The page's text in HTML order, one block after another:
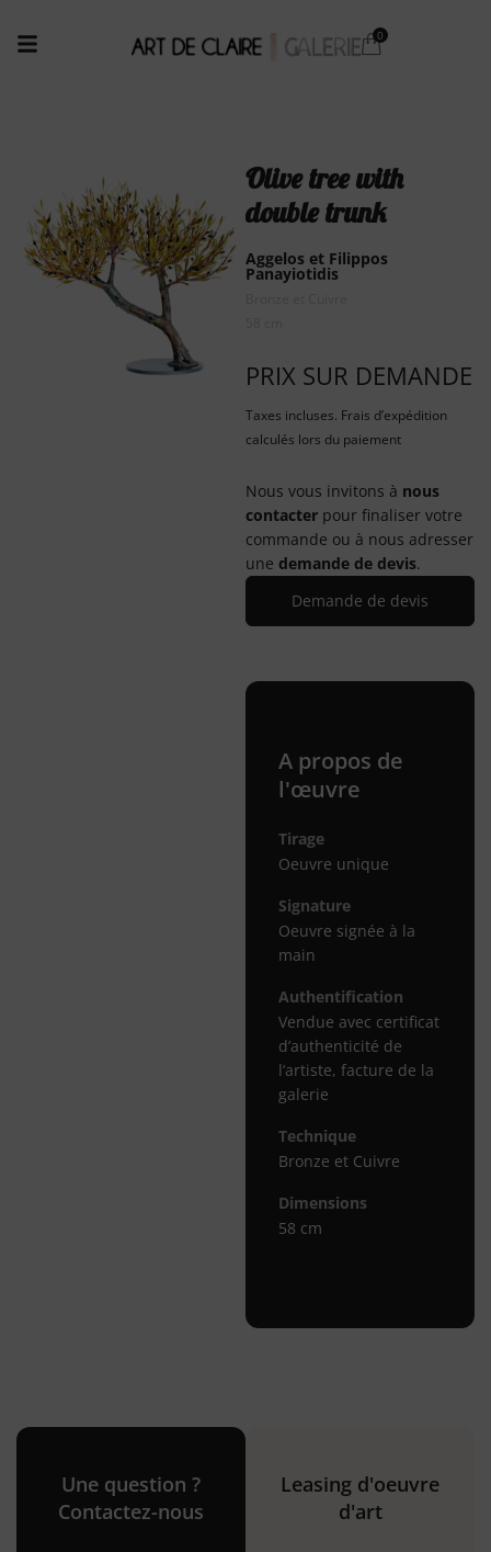
Olive tree with
double trunk
Aggelos et Filippos
Panayiotidis
PRIX SUR DEMANDE
Taxes incluses. Frais d’expédition
calculés lors du paiement
Nous vous invitons à nous
contacter pour finaliser votre
commande ou à nous adresser
une demande de devis.
Demande de devis
A propos de
l'œuvre
Tirage
Oeuvre unique
Signature
Oeuvre signée à la
main
Authentification
Vendue avec certificat
d’authenticité de
l’artiste, facture de la
galerie
Technique
Bronze et Cuivre
Dimensions
58 cm
Une question ?
Contactez-nous
Leasing d'oeuvre
d'art